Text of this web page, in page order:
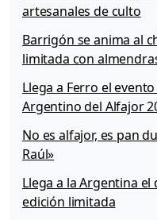
artesanales de culto
Barrigón se anima al
limitada con
Llega a Ferro el
Argentino del Alfajor
No es alfajor, es pan
Raúl»
Llega a la Argentina
edición limitada